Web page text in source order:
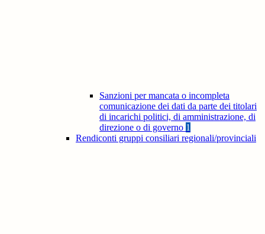
Sanzioni per mancata o incompleta
comunicazione dei dati da parte dei titolari
di incarichi politici, di amministrazione, di
direzione o di governo 1
Rendiconti gruppi consiliari regionali/provinciali